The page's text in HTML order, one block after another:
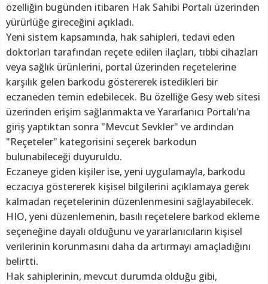
özelliğin bugünden itibaren Hak Sahibi Portalı üzerinden
yürürlüğe gireceğini açıkladı.
Yeni sistem kapsamında, hak sahipleri, tedavi eden
doktorları tarafından reçete edilen ilaçları, tıbbi cihazları
veya sağlık ürünlerini, portal üzerinden reçetelerine
karşılık gelen barkodu göstererek istedikleri bir
eczaneden temin edebilecek. Bu özelliğe Gesy web sitesi
üzerinden erişim sağlanmakta ve Yararlanıcı Portalı'na
giriş yaptıktan sonra "Mevcut Sevkler" ve ardından
"Reçeteler" kategorisini seçerek barkodun
bulunabileceği duyuruldu.
Eczaneye giden kişiler ise, yeni uygulamayla, barkodu
eczacıya göstererek kişisel bilgilerini açıklamaya gerek
kalmadan reçetelerinin düzenlenmesini sağlayabilecek.
HIO, yeni düzenlemenin, basılı reçetelere barkod ekleme
seçeneğine dayalı olduğunu ve yararlanıcıların kişisel
verilerinin korunmasını daha da artırmayı amaçladığını
belirtti.
Hak sahiplerinin, mevcut durumda olduğu gibi,